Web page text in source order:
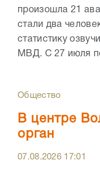
произошла 21
стали два
статистику
МВД. С 27 июля
Общество
В центре
орган
07.08.2026 17:01